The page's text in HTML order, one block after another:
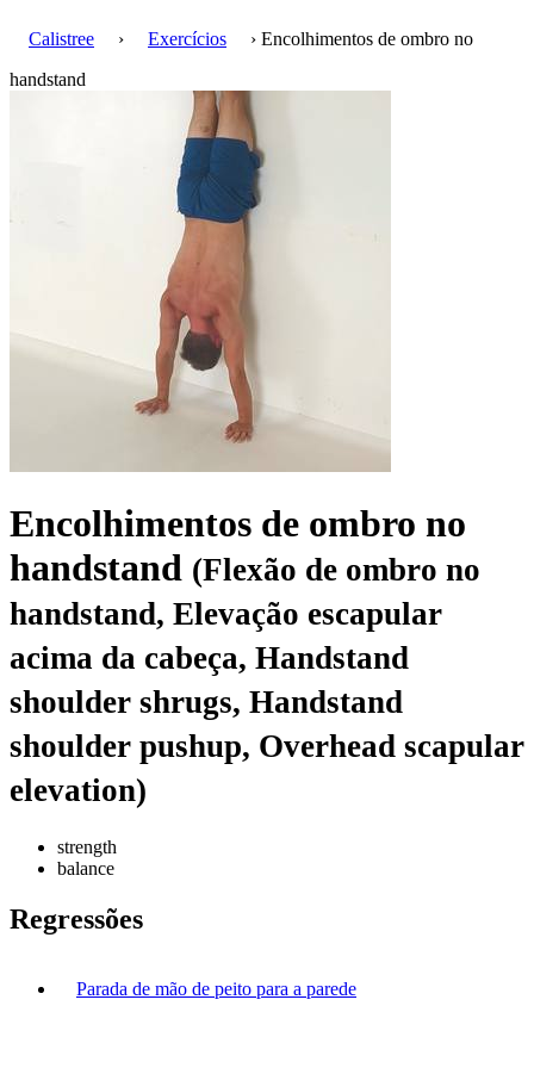
Calistree › Exercícios
› Encolhimentos de ombro no
handstand
Encolhimentos de ombro no
handstand (Flexão de ombro no
handstand, Elevação escapular
acima da cabeça, Handstand
shoulder shrugs, Handstand
shoulder pushup, Overhead scapular
elevation)
strength
balance
Regressões
Parada de mão de peito para a parede